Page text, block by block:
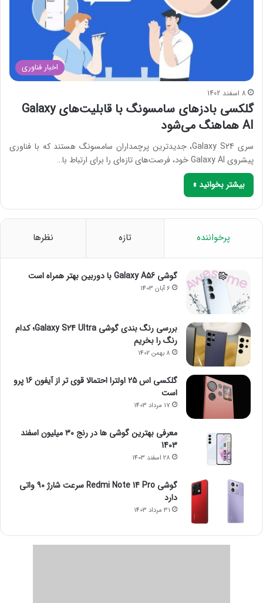
اخبار فناوری
8 اسفند 1402
گلکسی‌ بادزهای سامسونگ با قابلیت‌های Galaxy
AI هماهنگ می‌شود
سری Galaxy S24، جدیدترین پرچمداران سامسونگ هستند که با فناوری
پیشروی Galaxy AI خود، فرصت‌های تازه‌ای را برای ارتباط با…
بیشتر بخوانید »
پرخواننده تازه نظرها
گوشی Galaxy A56 با دوربین بهتر همراه است
6 آبان 1403
بررسی رنگ بندی گوشی Galaxy S24 Ultra؛ کدام
رنگ را بخریم
8 بهمن 1402
گلکسی اس 25 اولترا احتمالا قوی تر از آیفون 16 پرو
است
17 مرداد 1403
معرفی بهترین گوشی ها در رنج ۳۰ میلیون اسفند
1403
28 اسفند 1403
گوشی Redmi Note 14 Pro سرعت شارژ 90 واتی
دارد
31 مرداد 1403